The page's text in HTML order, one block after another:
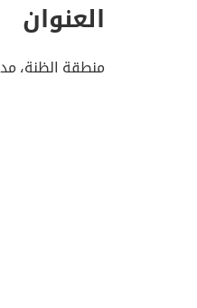
العنوان
منطقة الظنة،